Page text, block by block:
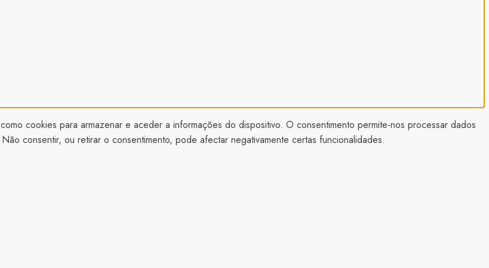
cookies para armazenar e aceder a informações do dispositivo. O consentimento permite-nos processar dados
consentir, ou retirar o consentimento, pode afectar negativamente certas funcionalidades.